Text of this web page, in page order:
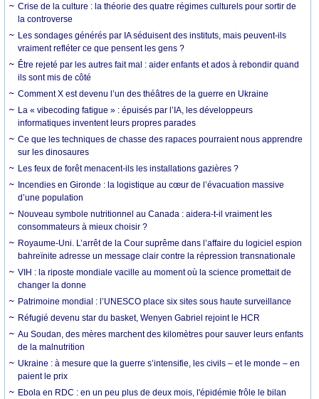
Crise de la culture : la théorie des quatre régimes culturels pour sortir de
la controverse
Les sondages générés par IA séduisent des instituts, mais peuvent-ils
vraiment refléter ce que pensent les gens ?
Être rejeté par les autres fait mal : aider enfants et ados à rebondir quand
ils sont mis de côté
Comment X est devenu l’un des théâtres de la guerre en Ukraine
La « vibecoding fatigue » : épuisés par l’IA, les développeurs
informatiques inventent leurs propres parades
Ce que les techniques de chasse des rapaces pourraient nous apprendre
sur les dinosaures
Les feux de forêt menacent-ils les installations gazières ?
Incendies en Gironde : la logistique au cœur de l’évacuation massive
d’une population
Nouveau symbole nutritionnel au Canada : aidera-t-il vraiment les
consommateurs à mieux choisir ?
Royaume-Uni. L’arrêt de la Cour suprême dans l’affaire du logiciel espion
bahreïnite adresse un message clair contre la répression transnationale
VIH : la riposte mondiale vacille au moment où la science promettait de
changer la donne
Patrimoine mondial : l’UNESCO place six sites sous haute surveillance
Réfugié devenu star du basket, Wenyen Gabriel rejoint le HCR
Au Soudan, des mères marchent des kilomètres pour sauver leurs enfants
de la malnutrition
Ukraine : à mesure que la guerre s’intensifie, les civils – et le monde – en
paient le prix
Ebola en RDC : en un peu plus de deux mois, l'épidémie frôle le bilan